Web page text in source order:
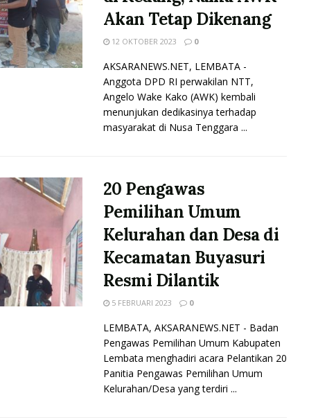
Akan Tetap Dikenang
12 OKTOBER 2023 0
AKSARANEWS.NET, LEMBATA -
Anggota DPD RI perwakilan NTT,
Angelo Wake Kako (AWK) kembali
menunjukan dedikasinya terhadap
masyarakat di Nusa Tenggara ...
20 Pengawas
Pemilihan Umum
Kelurahan dan Desa di
Kecamatan Buyasuri
Resmi Dilantik
5 FEBRUARI 2023 0
LEMBATA, AKSARANEWS.NET - Badan
Pengawas Pemilihan Umum Kabupaten
Lembata menghadiri acara Pelantikan 20
Panitia Pengawas Pemilihan Umum
Kelurahan/Desa yang terdiri ...